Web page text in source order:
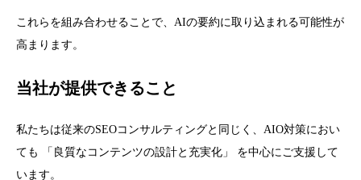
これらを組み合わせることで、AIの要約に取り込まれる可能性が
高まります。
当社が提供できること
私たちは従来のSEOコンサルティングと同じく、AIO対策におい
ても 「良質なコンテンツの設計と充実化」 を中心にご支援して
います。